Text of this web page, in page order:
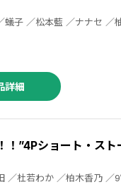
詳細
！”4Pショート・スト